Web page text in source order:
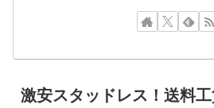
激安スタッドレス！送料